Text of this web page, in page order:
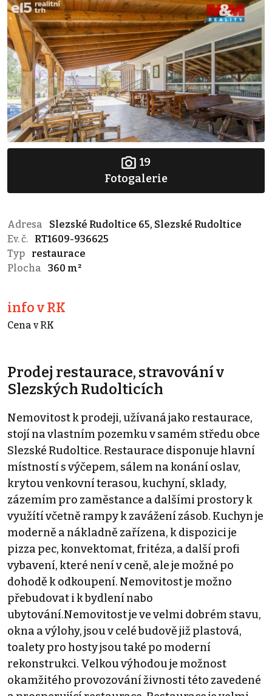
19
Fotogalerie
Adresa
Slezské Rudoltice 65, Slezské Rudoltice
Ev. č.
RT1609-936625
Typ
restaurace
Plocha
360 m²
info v RK
Cena v RK
Prodej restaurace, stravování v
Slezských Rudolticích
Nemovitost k prodeji, užívaná jako restaurace,
stojí na vlastním pozemku v samém středu obce
Slezské Rudoltice. Restaurace disponuje hlavní
místností s výčepem, sálem na konání oslav,
krytou venkovní terasou, kuchyní, sklady,
zázemím pro zaměstance a dalšími prostory k
využítí včetně rampy k zavážení zásob. Kuchyn je
moderně a nákladně zařízena, k dispozici je
pizza pec, konvektomat, fritéza, a další profi
vybavení, které není v ceně, ale je možné po
dohodě k odkoupení. Nemovitost je možno
přebudovat i k bydlení nabo
ubytování.Nemovitost je ve velmi dobrém stavu,
okna a výlohy, jsou v celé budově již plastová,
toalety pro hosty jsou také po moderní
rekonstrukci. Velkou výhodou je možnost
okamžitého provozování živnosti této zavedené